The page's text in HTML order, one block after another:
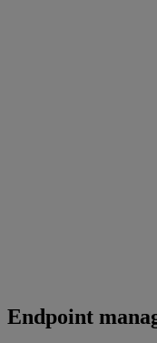
Endpoint